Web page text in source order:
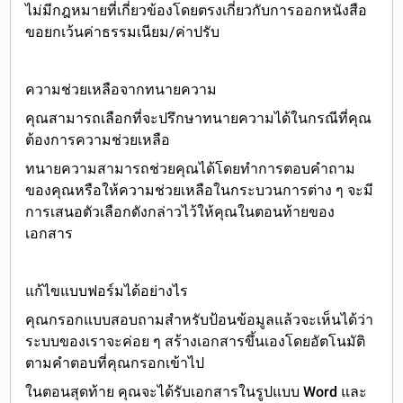
ไม่มีกฎหมายที่เกี่ยวข้องโดยตรงเกี่ยวกับการออกหนังสือ
ขอยกเว้นค่าธรรมเนียม/ค่าปรับ
ความช่วยเหลือจากทนายความ
คุณสามารถเลือกที่จะปรึกษาทนายความได้ในกรณีที่คุณ
ต้องการความช่วยเหลือ
ทนายความสามารถช่วยคุณได้โดยทำการตอบคำถาม
ของคุณหรือให้ความช่วยเหลือในกระบวนการต่าง ๆ จะมี
การเสนอตัวเลือกดังกล่าวไว้ให้คุณในตอนท้ายของ
เอกสาร
แก้ไขแบบฟอร์มได้อย่างไร
คุณกรอกแบบสอบถามสำหรับป้อนข้อมูลแล้วจะเห็นได้ว่า
ระบบของเราจะค่อย ๆ สร้างเอกสารขึ้นเองโดยอัตโนมัติ
ตามคำตอบที่คุณกรอกเข้าไป
ในตอนสุดท้าย คุณจะได้รับเอกสารในรูปแบบWord และ